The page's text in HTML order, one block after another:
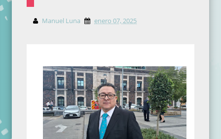
Manuel Luna enero 07, 2025